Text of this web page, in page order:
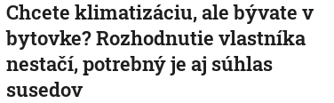
Chcete klimatizáciu, ale bývate v
bytovke? Rozhodnutie vlastníka
nestačí, potrebný je aj súhlas
susedov